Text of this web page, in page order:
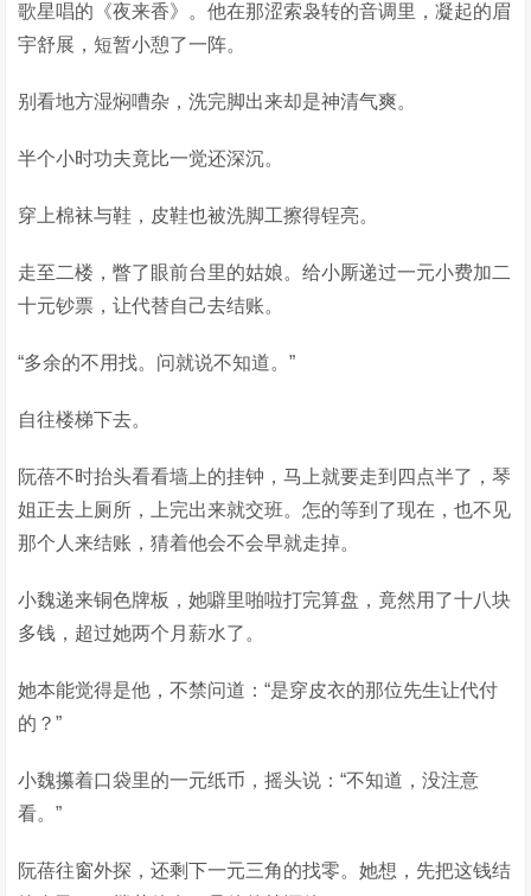
歌星唱的《夜来香》。他在那涩索袅转的音调里，凝起的眉
宇舒展，短暂小憩了一阵。
别看地方湿焖嘈杂，洗完脚出来却是神清气爽。
半个小时功夫竟比一觉还深沉。
穿上棉袜与鞋，皮鞋也被洗脚工擦得锃亮。
走至二楼，瞥了眼前台里的姑娘。给小厮递过一元小费加二
十元钞票，让代替自己去结账。
“多余的不用找。问就说不知道。”
自往楼梯下去。
阮蓓不时抬头看看墙上的挂钟，马上就要走到四点半了，琴
姐正去上厕所，上完出来就交班。怎的等到了现在，也不见
那个人来结账，猜着他会不会早就走掉。
小魏递来铜色牌板，她噼里啪啦打完算盘，竟然用了十八块
多钱，超过她两个月薪水了。
她本能觉得是他，不禁问道：“是穿皮衣的那位先生让代付
的？”
小魏攥着口袋里的一元纸币，摇头说：“不知道，没注意
看。”
阮蓓往窗外探，还剩下一元三角的找零。她想，先把这钱结